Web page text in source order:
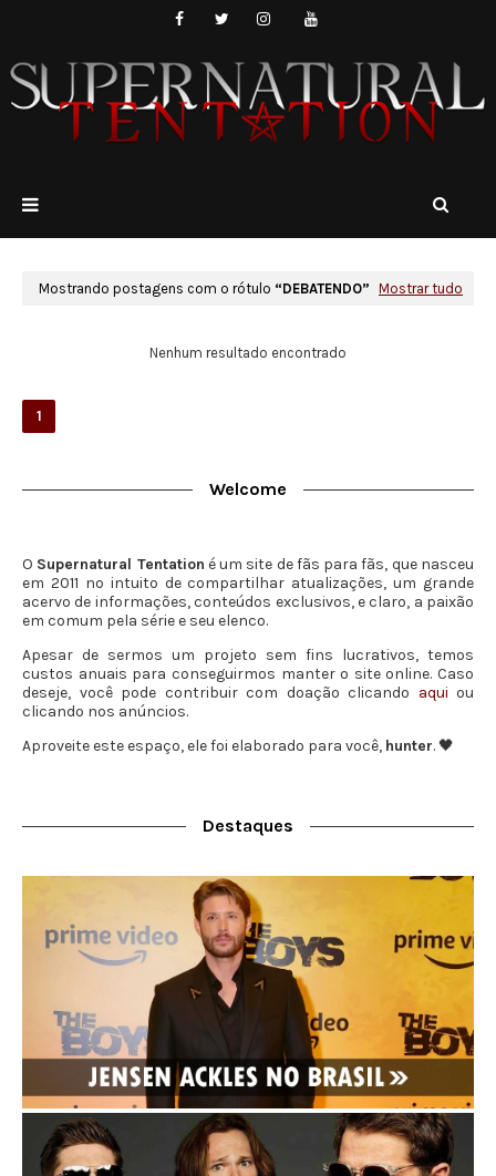
Mostrando postagens com o rótulo DEBATENDO Mostrar tudo
Nenhum resultado encontrado
1
Welcome
O Supernatural Tentation é um site de fãs para fãs, que nasceu
em 2011 no intuito de compartilhar atualizações, um grande
acervo de informações, conteúdos exclusivos, e claro, a paixão
em comum pela série e seu elenco.
Apesar de sermos um projeto sem fins lucrativos, temos
custos anuais para conseguirmos manter o site online. Caso
deseje, você pode contribuir com doação clicando aqui ou
clicando nos anúncios.
Aproveite este espaço, ele foi elaborado para você, hunter. 🖤
Destaques